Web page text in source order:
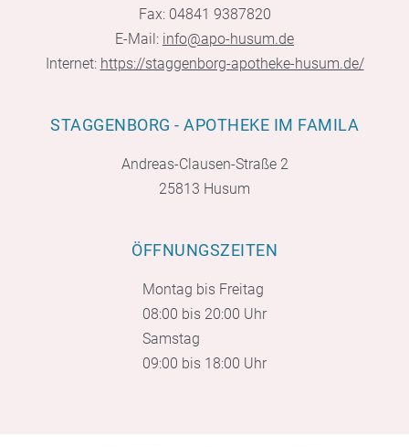
Fax: 04841 9387820
E-Mail: info@apo-husum.de
Internet: https://staggenborg-apotheke-husum.de/
STAGGENBORG - APOTHEKE IM FAMILA
Andreas-Clausen-Straße 2
25813 Husum
ÖFFNUNGSZEITEN
Montag bis Freitag
08:00 bis 20:00 Uhr
Samstag
09:00 bis 18:00 Uhr